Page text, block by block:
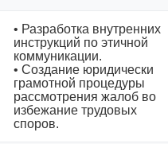
• Разработка внутренних
инструкций по этичной
коммуникации.
• Создание юридически
грамотной процедуры
рассмотрения жалоб во
избежание трудовых
споров.